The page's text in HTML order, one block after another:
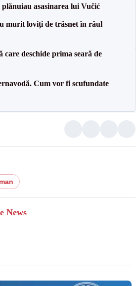
asasinarea lui Vučić
murit loviți de trăsnet în râul
deschide prima seară de
Cum vor fi scufundate
News